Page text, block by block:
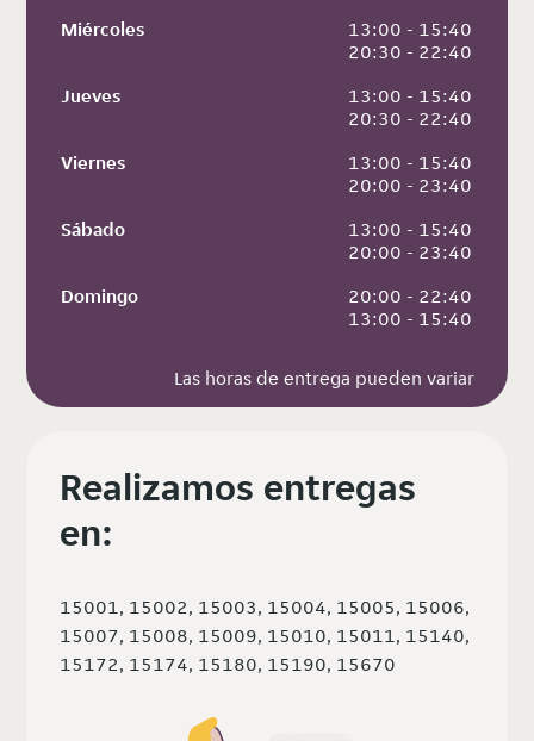
Miércoles
13:00 - 15:40
20:30 - 22:40
Jueves
13:00 - 15:40
20:30 - 22:40
Viernes
13:00 - 15:40
20:00 - 23:40
Sábado
13:00 - 15:40
20:00 - 23:40
Domingo
20:00 - 22:40
13:00 - 15:40
Las horas de entrega pueden variar
Realizamos entregas
en:
15001, 15002, 15003, 15004, 15005, 15006,
15007, 15008, 15009, 15010, 15011, 15140,
15172, 15174, 15180, 15190, 15670